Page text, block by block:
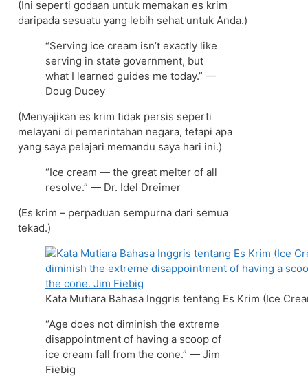
(Ini seperti godaan untuk memakan es krim
daripada sesuatu yang lebih sehat untuk Anda.)
“Serving ice cream isn’t exactly like
serving in state government, but
what I learned guides me today.” —
Doug Ducey
(Menyajikan es krim tidak persis seperti
melayani di pemerintahan negara, tetapi apa
yang saya pelajari memandu saya hari ini.)
“Ice cream — the great melter of all
resolve.” — Dr. Idel Dreimer
(Es krim – perpaduan sempurna dari semua
tekad.)
Kata Mutiara Bahasa Inggris tentang Es Krim (Ice
“Age does not diminish the extreme
disappointment of having a scoop of
ice cream fall from the cone.” — Jim
Fiebig